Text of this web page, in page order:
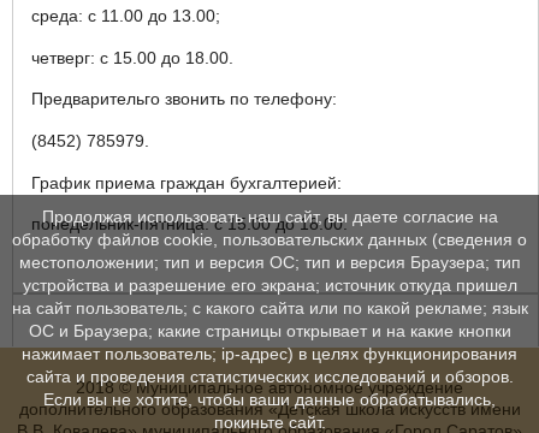
среда: с 11.00 до 13.00;
четверг: с 15.00 до 18.00.
Предварительго звонить по телефону:
(8452) 785979.
График приема граждан бухгалтерией:
понедельник-пятница: с 15.00 до 18.00.
2018 © Муниципальное автономное учреждение
дополнительного образования «Детская школа искусств имени
Продолжая использовать наш сайт, вы даете согласие на
обработку файлов cookie, пользовательских данных (сведения о
местоположении; тип и версия ОС; тип и версия Браузера; тип
устройства и разрешение его экрана; источник откуда пришел
на сайт пользователь; с какого сайта или по какой рекламе; язык
ОС и Браузера; какие страницы открывает и на какие кнопки
нажимает пользователь; ip-адрес) в целях функционирования
сайта и проведения статистических исследований и обзоров.
Если вы не хотите, чтобы ваши данные обрабатывались,
покиньте сайт.